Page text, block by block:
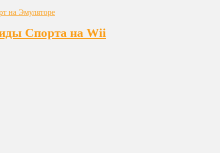
Спорта на Wii